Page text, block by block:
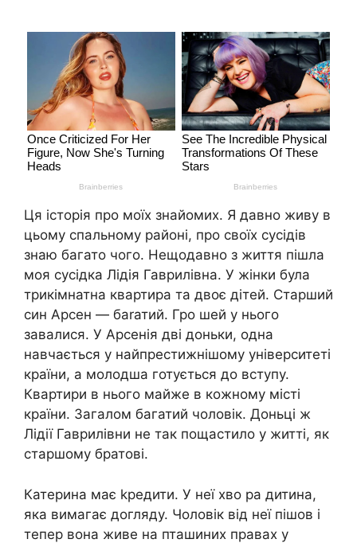
Ця історія про моїх знайомих. Я давно живу в
цьому спальному районі, про своїх сусідів
знаю багато чого. Нещодавно з життя пішла
моя сусідка Лідія Гаврилівна. У жінки була
трикімнатна квартира та двоє дітей. Старший
син Арсен — баrатий. Гро шей у нього
завалися. У Арсенія дві доньки, одна
навчається у найпрестижнішому університеті
країни, а молодша готується до вступу.
Квартири в нього майже в кожному місті
країни. Загалом багатий чоловік. Доньці ж
Лідії Гаврилівни не так пощастило у житті, як
старшому братові.
Катерина має kредити. У неї хво ра дитина,
яка вимагає догляду. Чоловік від неї пішов і
тепер вона живе на пташиних правах у